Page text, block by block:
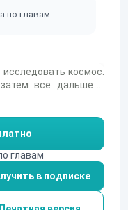
по главам
космос.
всё дальше и
урок, но что
главам
в подписке